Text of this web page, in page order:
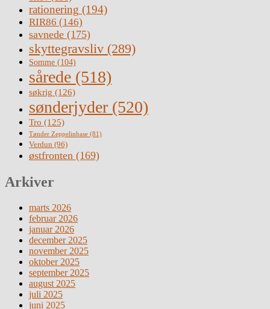
rationering (194)
RIR86 (146)
savnede (175)
skyttegravsliv (289)
Somme (104)
sårede (518)
søkrig (126)
sønderjyder (520)
Tro (125)
Tønder Zeppelinbase (81)
Verdun (96)
østfronten (169)
Arkiver
marts 2026
februar 2026
januar 2026
december 2025
november 2025
oktober 2025
september 2025
august 2025
juli 2025
juni 2025